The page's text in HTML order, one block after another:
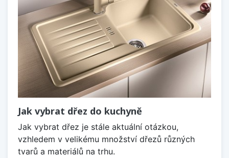
Jak vybrat dřez do kuchyně
Jak vybrat dřez je stále aktuální otázkou,
vzhledem v velikému množství dřezů různých
tvarů a materiálů na trhu.